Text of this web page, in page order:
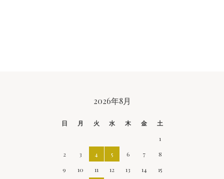
2026年8月
日 月 火 水 木 金
土
1
2
3 4 5 6 7
8
9
10 11 12 13 14
15